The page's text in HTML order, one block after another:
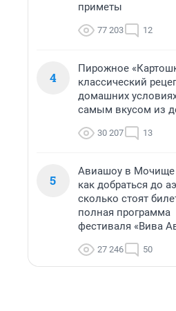
приметы
77 203 12
4
Пирожное
классический
домашних
самым вкусом из
30 207 13
5
Авиашоу в Мочище
как добраться до
сколько стоят
полная программа
фестиваля «Вива
27 246 50